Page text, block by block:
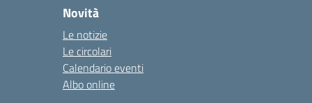
Novità
Le notizie
Le circolari
Calendario eventi
Albo online